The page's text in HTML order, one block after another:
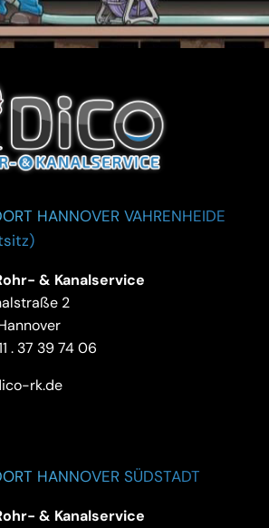
HANNOVER VAHRENHEIDE
& Kanalservice
2
. 37 39 74 06
rk.de
HANNOVER SÜDSTADT
& Kanalservice